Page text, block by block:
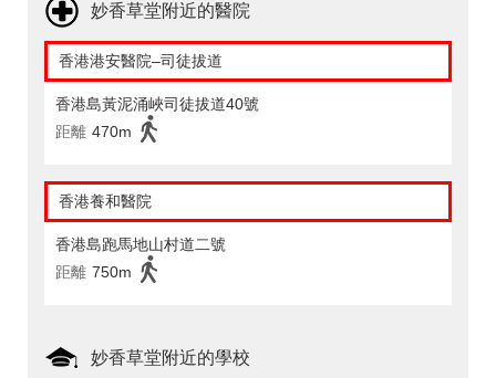
妙香草堂附近的醫院
香港港安醫院–司徒拔道
香港島黃泥涌峽司徒拔道40號
距離 470m
香港養和醫院
香港島跑馬地山村道二號
距離 750m
妙香草堂附近的學校